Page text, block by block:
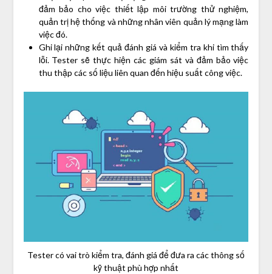
đảm bảo cho việc thiết lập môi trường thử nghiệm,
quản trị hệ thống và những nhân viên quản lý mạng làm
việc đó.
Ghi lại những kết quả đánh giá và kiểm tra khi tìm thấy
lỗi. Tester sẽ thực hiện các giám sát và đảm bảo việc
thu thập các số liệu liên quan đến hiệu suất công việc.
Tester có vai trò kiểm tra, đánh giá để đưa ra các thông số
kỹ thuật phù hợp nhất